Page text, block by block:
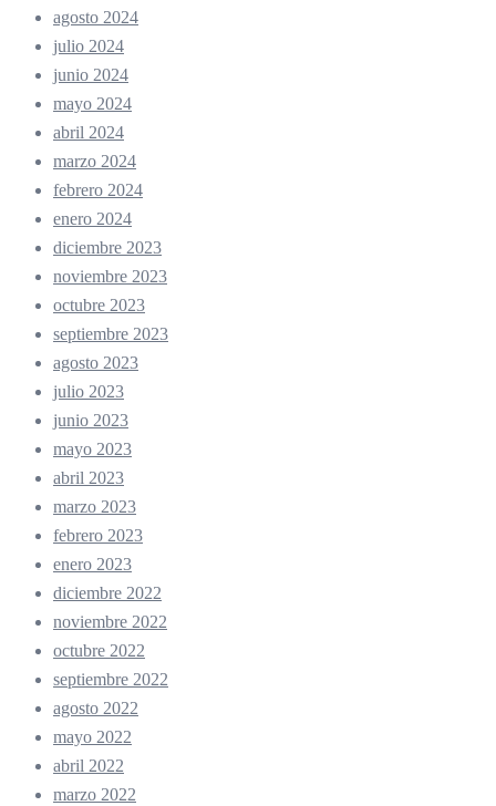
agosto 2024
julio 2024
junio 2024
mayo 2024
abril 2024
marzo 2024
febrero 2024
enero 2024
diciembre 2023
noviembre 2023
octubre 2023
septiembre 2023
agosto 2023
julio 2023
junio 2023
mayo 2023
abril 2023
marzo 2023
febrero 2023
enero 2023
diciembre 2022
noviembre 2022
octubre 2022
septiembre 2022
agosto 2022
mayo 2022
abril 2022
marzo 2022